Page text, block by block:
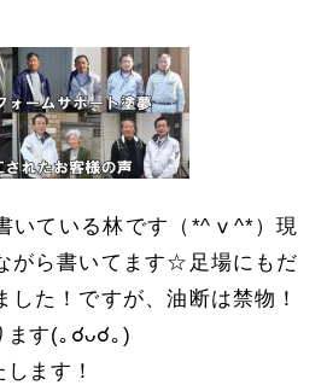
いている林です（*^ⅴ^*）現
がら書いてます☆足場にもだ
した！ですが、油断は禁物！
ます(｡☌ᴗ☌｡)
ます！